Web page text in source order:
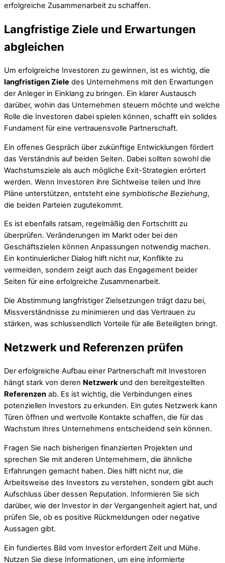
erfolgreiche Zusammenarbeit zu schaffen.
Langfristige Ziele und Erwartungen
abgleichen
Um erfolgreiche Investoren zu gewinnen, ist es wichtig, die
langfristigen Ziele des Unternehmens mit den Erwartungen
der Anleger in Einklang zu bringen. Ein klarer Austausch
darüber, wohin das Unternehmen steuern möchte und welche
Rolle die Investoren dabei spielen können, schafft ein solides
Fundament für eine vertrauensvolle Partnerschaft.
Ein offenes Gespräch über zukünftige Entwicklungen fördert
das Verständnis auf beiden Seiten. Dabei sollten sowohl die
Wachstumsziele als auch mögliche Exit-Strategien erörtert
werden. Wenn Investoren ihre Sichtweise teilen und Ihre
Pläne unterstützen, entsteht eine symbiotische Beziehung,
die beiden Parteien zugutekommt.
Es ist ebenfalls ratsam, regelmäßig den Fortschritt zu
überprüfen. Veränderungen im Markt oder bei den
Geschäftszielen können Anpassungen notwendig machen.
Ein kontinuierlicher Dialog hilft nicht nur, Konflikte zu
vermeiden, sondern zeigt auch das Engagement beider
Seiten für eine erfolgreiche Zusammenarbeit.
Die Abstimmung langfristiger Zielsetzungen trägt dazu bei,
Missverständnisse zu minimieren und das Vertrauen zu
stärken, was schlussendlich Vorteile für alle Beteiligten bringt.
Netzwerk und Referenzen prüfen
Der erfolgreiche Aufbau einer Partnerschaft mit Investoren
hängt stark von deren Netzwerkund den bereitgestellten
Referenzen ab. Es ist wichtig, die Verbindungen eines
potenziellen Investors zu erkunden. Ein gutes Netzwerk kann
Türen öffnen und wertvolle Kontakte schaffen, die für das
Wachstum Ihres Unternehmens entscheidend sein können.
Fragen Sie nach bisherigen finanzierten Projekten und
sprechen Sie mit anderen Unternehmern, die ähnliche
Erfahrungen gemacht haben. Dies hilft nicht nur, die
Arbeitsweise des Investors zu verstehen, sondern gibt auch
Aufschluss über dessen Reputation. Informieren Sie sich
darüber, wie der Investor in der Vergangenheit agiert hat, und
prüfen Sie, ob es positive Rückmeldungen oder negative
Aussagen gibt.
Ein fundiertes Bild vom Investor erfordert Zeit und Mühe.
Nutzen Sie diese Informationen, um eine informierte